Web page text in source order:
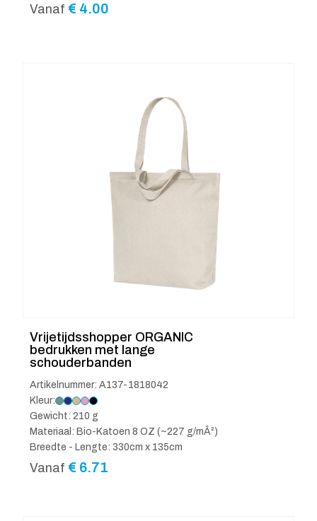
Vanaf € 4.00
Vrijetijdsshopper ORGANIC
bedrukken met lange
schouderbanden
Artikelnummer: A137-1818042
Kleur:
Gewicht: 210 g
Materiaal: Bio-Katoen 8 OZ (~227 g/mÂ²)
Breedte - Lengte: 330cm x 135cm
Vanaf € 6.71